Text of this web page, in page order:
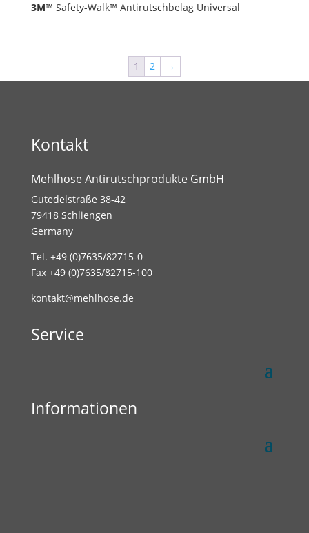
3M™ Safety-Walk™ Anti­rutsch­belag Universal
1 2 →
Kontakt
Mehlhose Antirutschprodukte GmbH
Gutedelstraße 38-42
79418 Schliengen
Germany
Tel. +49 (0)7635/82715-0
Fax +49 (0)7635/82715-100
kontakt@mehlhose.de
Service
Informationen